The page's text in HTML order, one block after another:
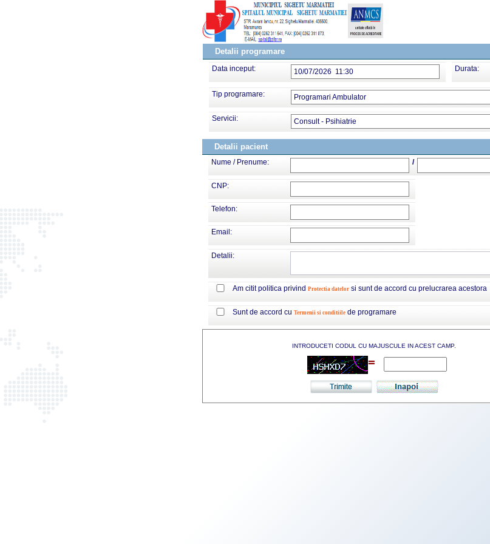
Detalii programare
Data inceput: 10/07/2026 11:30 Durata:
Tip programare: Programari Ambulator
Servicii: Consult - Psihiatrie
Detalii pacient
Nume / Prenume: /
CNP:
Telefon:
Email:
Detalii:
Am citit politica privind Protectia datelor si sunt de accord cu prelucrarea acestora
Sunt de accord cu Termenii si conditiile de programare
INTRODUCETI CODUL CU MAJUSCULE IN ACEST CAMP.
=